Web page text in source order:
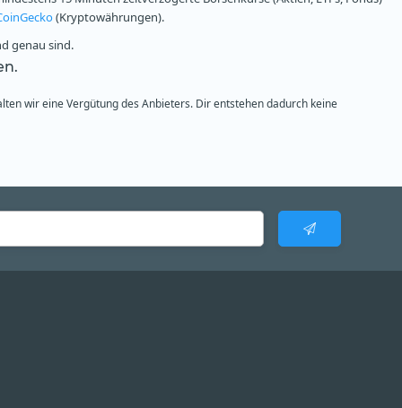
(Kryptowährungen).
genau sind.
wir eine Vergütung des Anbieters. Dir entstehen dadurch keine